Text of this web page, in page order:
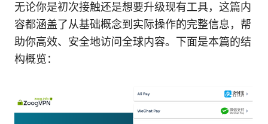
无论你是初次接触还是想要升级现有工具，这篇内
容都涵盖了从基础概念到实际操作的完整信息，帮
助你高效、安全地访问全球内容。下面是本篇的结
构概览：